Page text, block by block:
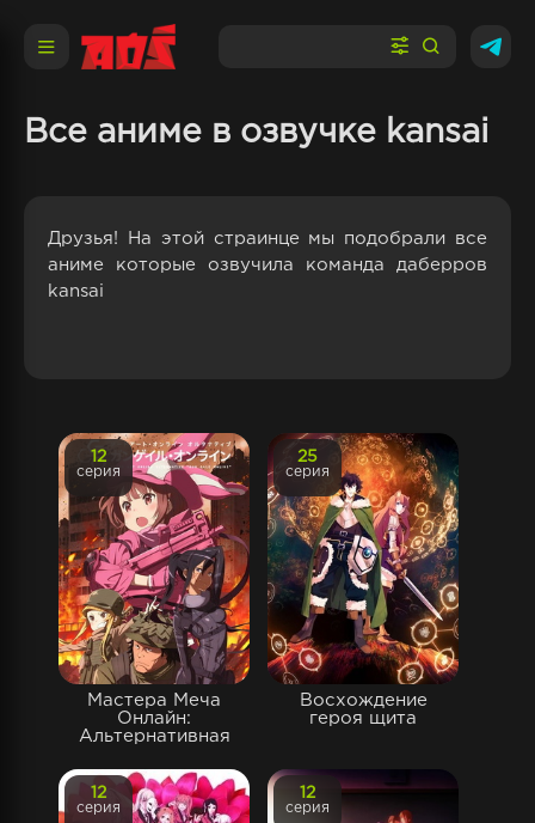
Все аниме в озвучке kansai
Друзья! На этой страинце мы подобрали все
аниме которые озвучила команда даберров
kansai
Мастера Меча
Онлайн:
Альтернативная
12
серия
Восхождение
героя щита
25
серия
12
серия
12
серия